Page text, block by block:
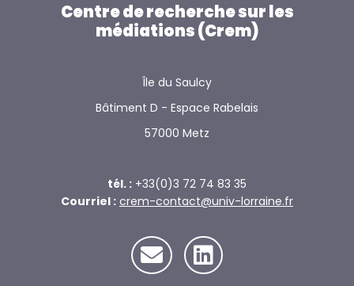
Centre de recherche sur les
médiations (Crem)
Île du Saulcy
Bâtiment D - Espace Rabelais
57000 Metz
tél. : +33(0)3 72 74 83 35
Courriel : crem-contact@univ-lorraine.fr